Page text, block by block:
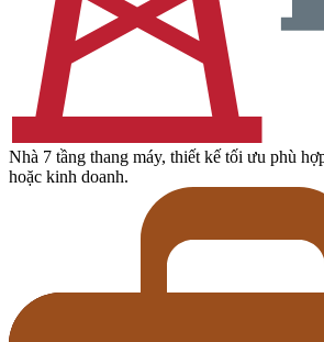
Nhà 7 tầng thang máy, thiết kế tối ưu phù
hoặc kinh doanh.